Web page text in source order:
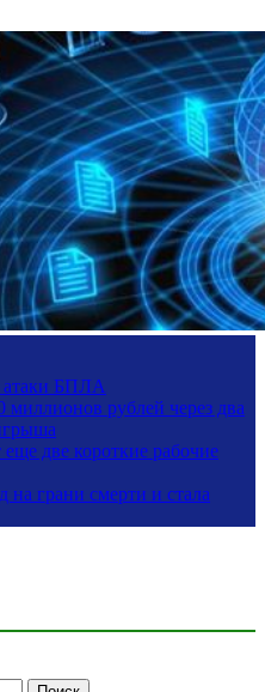
атаки БПЛА
рублей через два
две короткие рабочие
грани смерти и стала